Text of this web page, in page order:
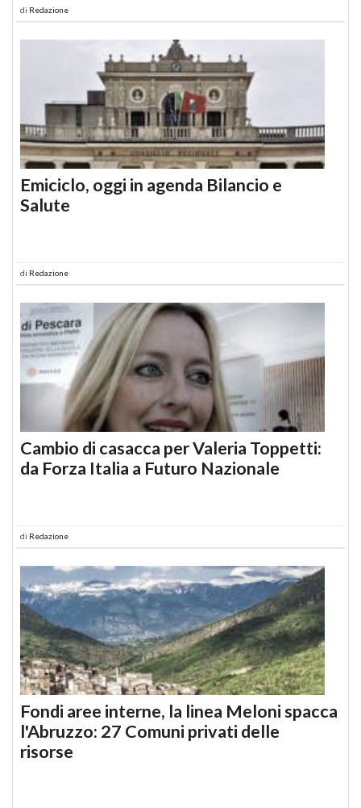
di Redazione
Emiciclo, oggi in agenda Bilancio e
Salute
di Redazione
Cambio di casacca per Valeria Toppetti:
da Forza Italia a Futuro Nazionale
di Redazione
Fondi aree interne, la linea Meloni spacca
l'Abruzzo: 27 Comuni privati delle
risorse